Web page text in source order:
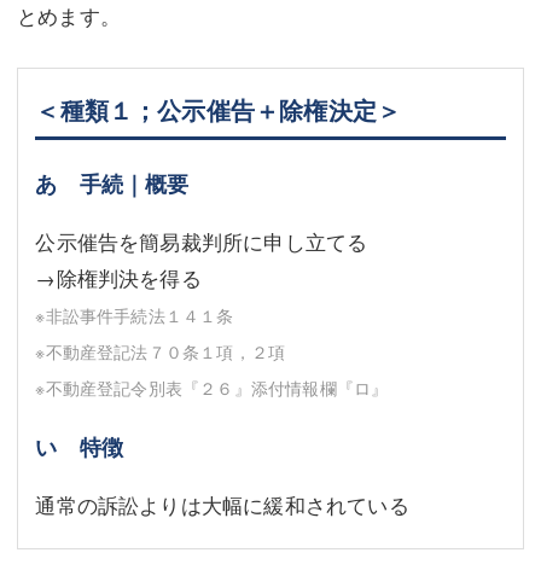
とめます。
＜種類１；公示催告＋除権決定＞
あ 手続｜概要
公示催告を簡易裁判所に申し立てる
→除権判決を得る
※非訟事件手続法１４１条
※不動産登記法７０条１項，２項
※不動産登記令別表『２６』添付情報欄『ロ』
い 特徴
通常の訴訟よりは大幅に緩和されている